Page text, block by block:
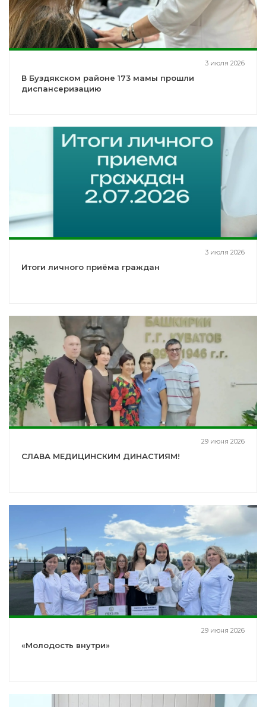
3 июля 2026
В Буздякском районе 173 мамы прошли
диспансеризацию
3 июля 2026
Итоги личного приёма граждан
29 июня 2026
СЛАВА МЕДИЦИНСКИМ ДИНАСТИЯМ!
29 июня 2026
«Молодость внутри»